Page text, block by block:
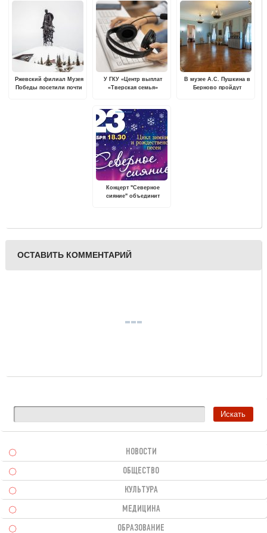
Ржевский филиал Музея
Победы посетили почти
У ГКУ «Центр выплат
«Тверская семья»
В музее А.С. Пушкина в
Берново пройдут
Концерт "Северное
сияние" объединит
композиторов
ОСТАВИТЬ КОММЕНТАРИЙ
НОВОСТИ
ОБЩЕСТВО
КУЛЬТУРА
МЕДИЦИНА
ОБРАЗОВАНИЕ